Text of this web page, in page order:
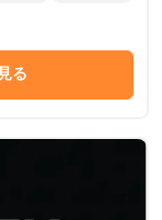
ルに達していな
る